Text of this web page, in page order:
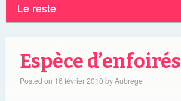
Le reste
Espèce d’enfoirés
Posted on 16 février 2010 byAubrege